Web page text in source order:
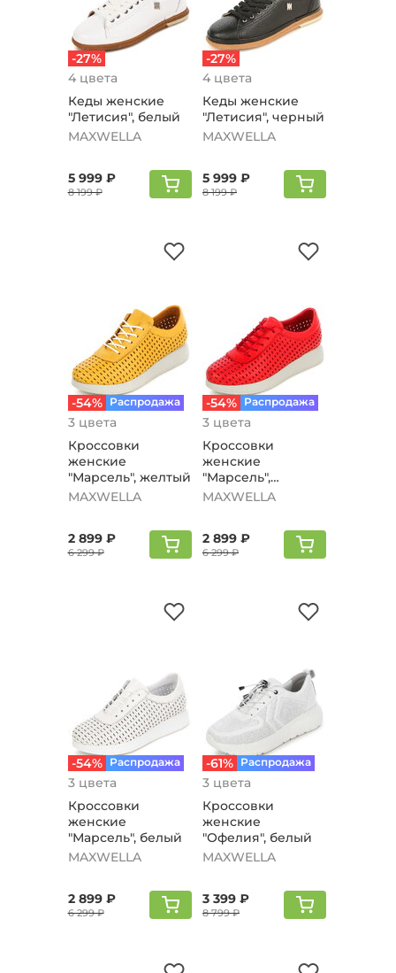
-27%
4 цвета
Кеды женские
"Летисия", белый
MAXWELLA
5 999 ₽
8 199 ₽
-27%
4 цвета
Кеды женские
"Летисия", черный
MAXWELLA
5 999 ₽
8 199 ₽
-54% Распродажа
3 цвета
Кроссовки
женские
"Марсель", желтый
MAXWELLA
2 899 ₽
6 299 ₽
-54% Распродажа
3 цвета
Кроссовки
женские
"Марсель",
красный
MAXWELLA
2 899 ₽
6 299 ₽
-54% Распродажа
3 цвета
Кроссовки
женские
"Марсель", белый
MAXWELLA
2 899 ₽
6 299 ₽
-61% Распродажа
3 цвета
Кроссовки
женские
"Офелия", белый
MAXWELLA
3 399 ₽
8 799 ₽